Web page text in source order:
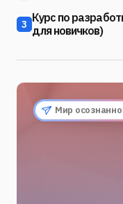
3 Курс по
для новичков)
Мир